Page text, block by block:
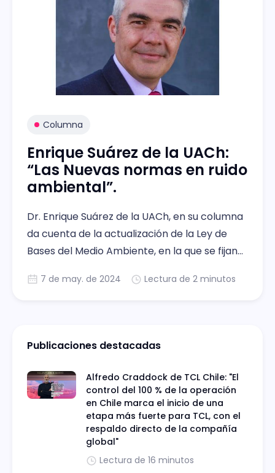
Columna
Enrique Suárez de la UACh:
“Las Nuevas normas en ruido
ambiental”.
Dr. Enrique Suárez de la UACh, en su columna
da cuenta de la actualización de la Ley de
Bases del Medio Ambiente, en la que se fijan
acústica. Además, señala, está en la
7 de may. de 2024 Lectura de 2 minutos
Publicaciones destacadas
Alfredo Craddock de TCL Chile: "El
control del 100 % de la operación
en Chile marca el inicio de una
etapa más fuerte para TCL, con el
respaldo directo de la compañía
global"
Lectura de 16 minutos